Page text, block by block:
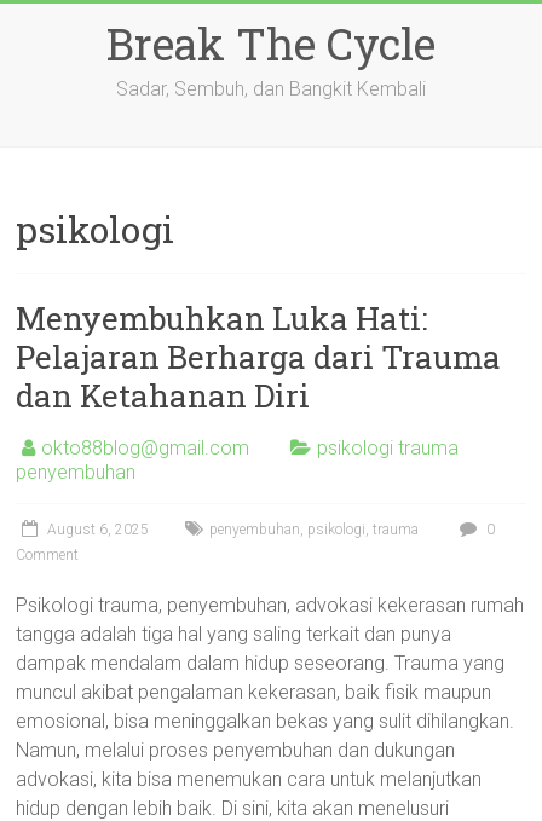
Break The Cycle
Sadar, Sembuh, dan Bangkit Kembali
psikologi
Menyembuhkan Luka Hati:
Pelajaran Berharga dari Trauma
dan Ketahanan Diri
okto88blog@gmail.com
psikologi trauma
penyembuhan
August 6, 2025 penyembuhan, psikologi,trauma
0
Comment
Psikologi trauma, penyembuhan, advokasi kekerasan rumah
tangga adalah tiga hal yang saling terkait dan punya
dampak mendalam dalam hidup seseorang. Trauma yang
muncul akibat pengalaman kekerasan, baik fisik maupun
emosional, bisa meninggalkan bekas yang sulit dihilangkan.
Namun, melalui proses penyembuhan dan dukungan
advokasi, kita bisa menemukan cara untuk melanjutkan
hidup dengan lebih baik. Di sini, kita akan menelusuri